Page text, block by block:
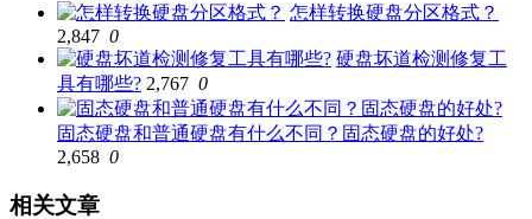
怎样转换硬盘分区格式？
2,847 0
硬盘坏道检测修复工
具有哪些? 2,767 0
固态硬盘和普通硬盘有什么不同？固态硬盘的好处?
2,658 0
相关文章